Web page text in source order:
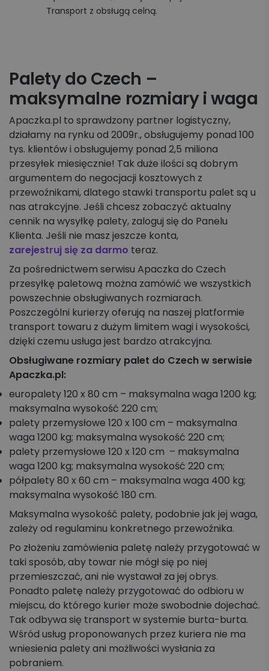
Transport z obsługą celną.
Palety do Czech –
maksymalne rozmiary i waga
Apaczka.pl to sprawdzony partner logistyczny,
działamy na rynku od 2009r., obsługujemy ponad 100
tys. klientów i obsługujemy ponad 2,5 miliona
przesyłek miesięcznie! Tak duże ilości są dobrym
argumentem do negocjacji kosztowych z
przewoźnikami, dlatego stawki transportu palet są u
nas atrakcyjne. Jeśli chcesz zobaczyć aktualny
cennik na wysyłkę palety, zaloguj się do Panelu
Klienta. Jeśli nie masz jeszcze konta,
zarejestruj się za darmo teraz.
Za pośrednictwem serwisu Apaczka do Czech
przesyłkę paletową można zamówić we wszystkich
powszechnie obsługiwanych rozmiarach.
Poszczególni kurierzy oferują na naszej platformie
transport towaru z dużym limitem wagi i wysokości,
dzięki czemu usługa jest bardzo atrakcyjna.
Obsługiwane rozmiary palet do Czech w serwisie
Apaczka.pl:
europalety 120 x 80 cm – maksymalna waga 1200 kg;
maksymalna wysokość 220 cm;
palety przemysłowe 120 x 100 cm – maksymalna
waga 1200 kg; maksymalna wysokość 220 cm;
palety przemysłowe 120 x 120 cm – maksymalna
waga 1200 kg; maksymalna wysokość 220 cm;
półpalety 80 x 60 cm – maksymalna waga 400 kg;
maksymalna wysokość 180 cm.
Maksymalna wysokość palety, podobnie jak jej waga,
zależy od regulaminu konkretnego przewoźnika.
Po złożeniu zamówienia paletę należy przygotować w
taki sposób, aby towar nie mógł się po niej
przemieszczać, ani nie wystawał za jej obrys.
Ponadto paletę należy przygotować do odbioru w
miejscu, do którego kurier może swobodnie dojechać.
Tak odbywa się transport w systemie burta-burta.
Wśród usług proponowanych przez kuriera nie ma
wniesienia palety ani możliwości wysłania za
pobraniem.